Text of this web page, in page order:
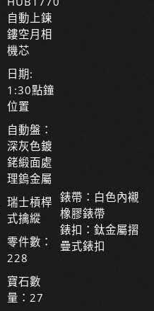
自動上鍊
鏤空月相
機芯
日期:
1:30點鐘
位置
自動盤：
深灰色鍍
銠緞面處
理鎢金屬
瑞士槓桿
式擒縱
零件數：
228
寶石數
量：27
錶帶：白色內襯
橡膠錶帶
錶扣：鈦金屬摺
疊式錶扣